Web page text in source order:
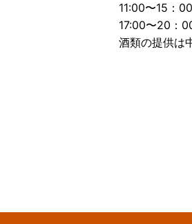
11:00〜15：
17:00〜20：
酒類の提供は